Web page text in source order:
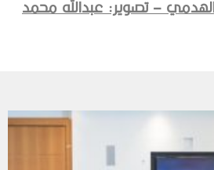
– تصوير: عبدالله محمد